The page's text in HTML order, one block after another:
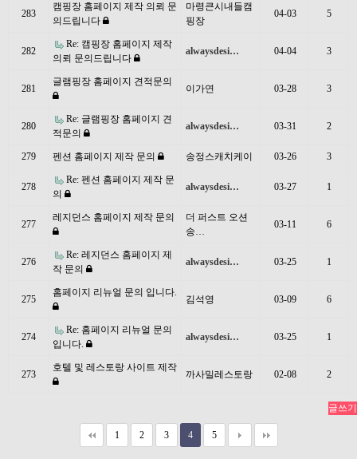
283
캠핑장 홈페이지 제작 의뢰 문
의드립니다
마령큰시내들캠
핑장
04-03 5
282
Re: 캠핑장 홈페이지 제작
의뢰 문의드립니다
alwaysdesi… 04-04 3
281
글램핑장 홈페이지 견적문의
이가연 03-28 3
280
Re: 글램핑장 홈페이지 견
적문의
alwaysdesi… 03-31 2
279 펜션 홈페이지 제작 문의 송정스캐치케이 03-26 3
278
Re: 펜션 홈페이지 제작 문
의
alwaysdesi… 03-27 1
277
레지던스 홈페이지 제작 문의
더 퍼스트 오션
송…
03-11 6
276
Re: 레지던스 홈페이지 제
작 문의
alwaysdesi… 03-25 1
275
홈페이지 리뉴얼 문의 입니다.
김석영 03-09 6
274
Re: 홈페이지 리뉴얼 문의
입니다.
alwaysdesi… 03-25 1
273
호텔 및 레스토랑 사이트 제작
까사밀레스토랑 02-08 2
글쓰기
1 2 3 4 5